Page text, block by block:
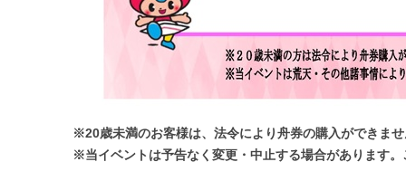
※20歳未満のお客様は、法令により舟券の購入ができま
※当イベントは予告なく変更・中止する場合があります